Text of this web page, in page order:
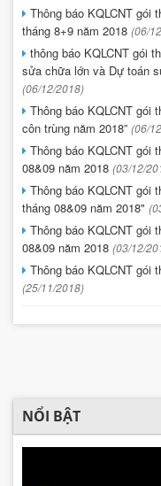
Thông báo KQLCNT gói
tháng 8+9 năm 2018 (06/
thông báo KQLCNT gói
sửa chữa lớn và Dự toán
(06/12/2018)
Thông báo KQLCNT gói
côn trùng năm 2018” (06/
Thông báo KQLCNT gói
08&09 năm 2018 (03/12/
Thông báo KQLCNT gói
tháng 08&09 năm 2018"
Thông báo KQLCNT gói
08&09 năm 2018 (03/12/
Thông báo KQLCNT gói
(25/11/2018)
NỔI BẬT